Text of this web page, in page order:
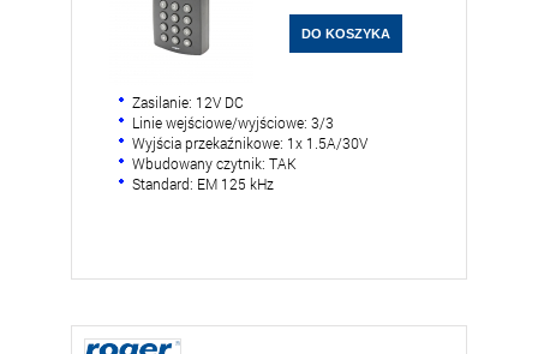
Zasilanie: 12V DC
Linie wejściowe/wyjściowe: 3/3
Wyjścia przekaźnikowe: 1x 1.5A/30V
Wbudowany czytnik: TAK
Standard: EM 125 kHz